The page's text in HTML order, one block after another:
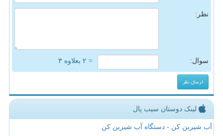
نظر:
سوال: = ۲ بعلاوه ۳
لینک دوستان سیب پال
آب شیرین کن - دستگاه آب شیرین کن